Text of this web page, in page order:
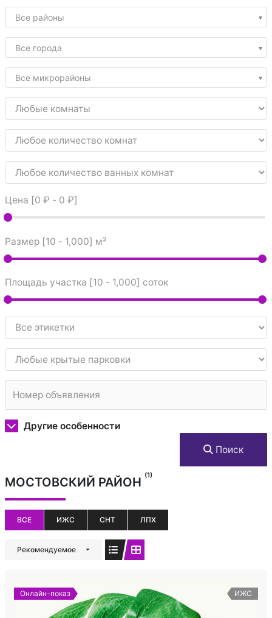
Все районы
Все города
Все микрорайоны
Цена [0 ₽ - 0 ₽]
Размер [10 - 1,000] м²
Площадь участка [10 - 1,000] соток
Другие особенности
Поиск
МОСТОВСКИЙ РАЙОН (1)
ВСЕ ИЖС СНТ ЛПХ
Рекомендуемое
Онлайн-показ ИЖС